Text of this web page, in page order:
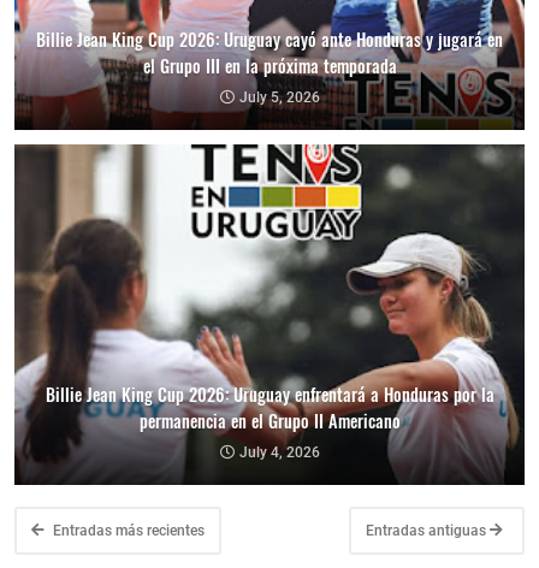
Billie Jean King Cup 2026: Uruguay cayó ante Honduras y jugará en
el Grupo III en la próxima temporada
July 5, 2026
Billie Jean King Cup 2026: Uruguay enfrentará a Honduras por la
permanencia en el Grupo II Americano
July 4, 2026
Entradas más recientes Entradas antiguas